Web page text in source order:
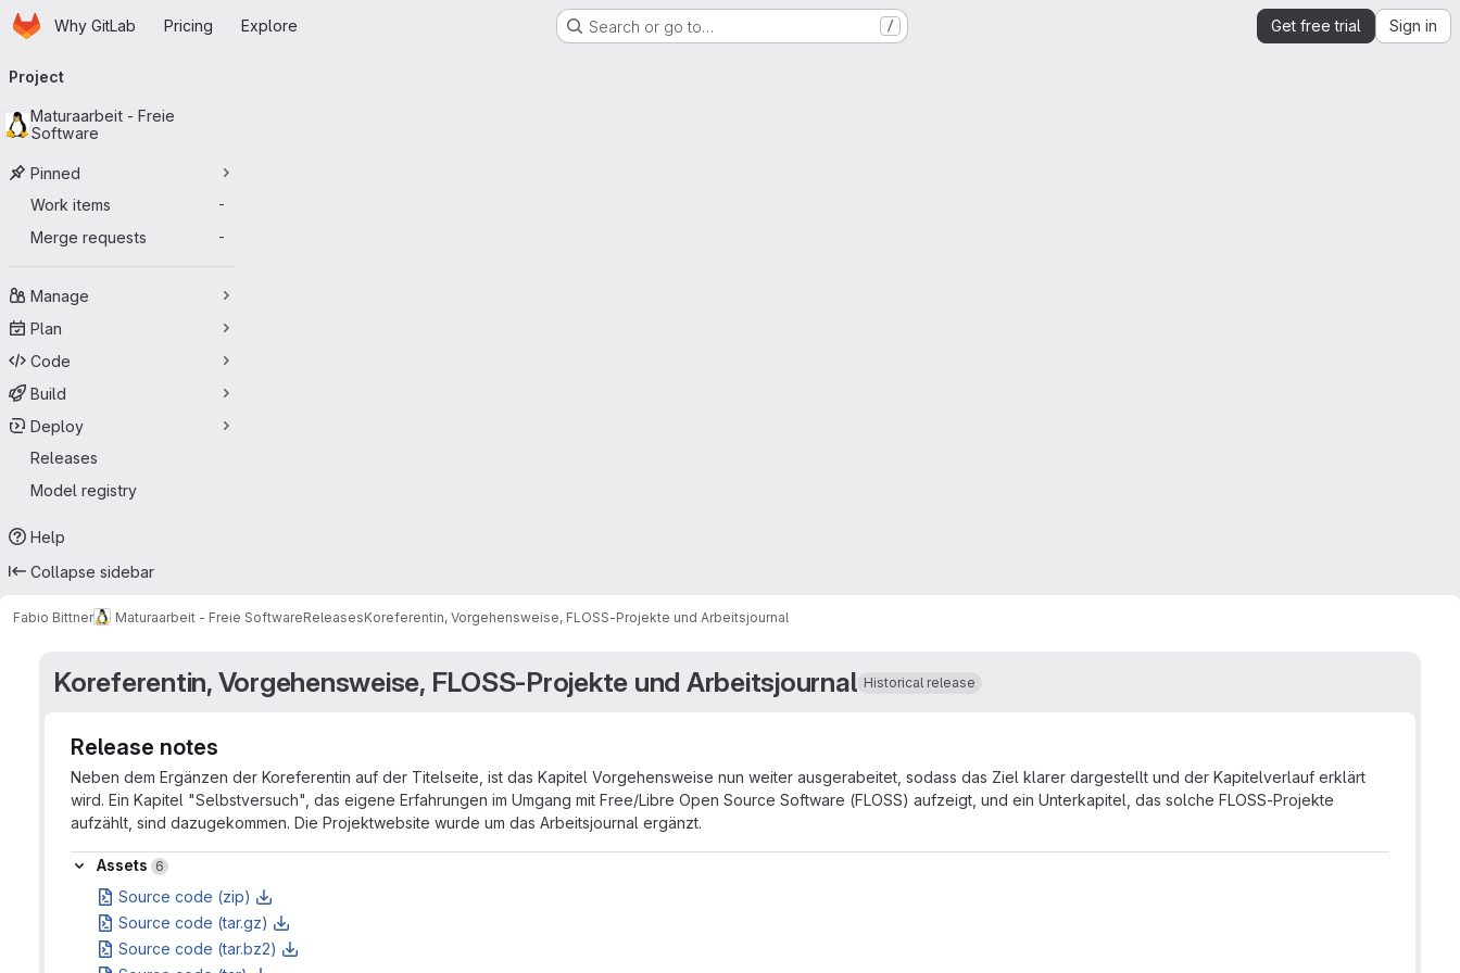
Skip to main content
HomepageWhy GitLab Pricing Explore Search or go to… / Get free trial Sign in
navigation
Project
Maturaarbeit - Freie
Software
Pinned
Work items
-
Merge requests -
Manage
Plan
Code
Build
Deploy
Releases
Model registry
Help
Collapse sidebar
Fabio Bittner Maturaarbeit - Freie SoftwareReleasesKoreferentin, Vorgehensweise, FLOSS-Projekte und Arbeitsjournal
Koreferentin, Vorgehensweise, FLOSS-Projekte und Arbeitsjournal Historical release
Release notes
Neben dem Ergänzen der Koreferentin auf der Titelseite, ist das Kapitel Vorgehensweise nun weiter ausgerabeitet, sodass das Ziel klarer dargestellt und der Kapitelverlauf erklärt
wird. Ein Kapitel "Selbstversuch", das eigene Erfahrungen im Umgang mit Free/Libre Open Source Software (FLOSS) aufzeigt, und ein Unterkapitel, das solche FLOSS-Projekte
aufzählt, sind dazugekommen. Die Projektwebsite wurde um das Arbeitsjournal ergänzt.
Assets
Assets 6
Source code (zip)
Source code (tar.gz)
Source code (tar.bz2)